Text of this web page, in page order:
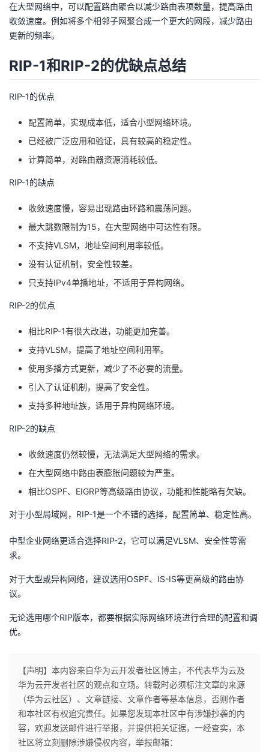
在大型网络中，可以配置路由聚合以减少路由表项数量，提高路由
收敛速度。例如将多个相邻子网聚合成一个更大的网段，减少路由
更新的频率。
RIP-1和RIP-2的优缺点总结
RIP-1的优点
配置简单，实现成本低，适合小型网络环境。
已经被广泛应用和验证，具有较高的稳定性。
计算简单，对路由器资源消耗较低。
RIP-1的缺点
收敛速度慢，容易出现路由环路和震荡问题。
最大跳数限制为15，在大型网络中可达性有限。
不支持VLSM，地址空间利用率较低。
没有认证机制，安全性较差。
只支持IPv4单播地址，不适用于异构网络。
RIP-2的优点
相比RIP-1有很大改进，功能更加完善。
支持VLSM，提高了地址空间利用率。
使用多播方式更新，减少了不必要的流量。
引入了认证机制，提高了安全性。
支持多种地址族，适用于异构网络环境。
RIP-2的缺点
收敛速度仍然较慢，无法满足大型网络的需求。
在大型网络中路由表膨胀问题较为严重。
相比OSPF、EIGRP等高级路由协议，功能和性能略有欠缺。
对于小型局域网，RIP-1是一个不错的选择，配置简单、稳定性高。
中型企业网络更适合选择RIP-2，它可以满足VLSM、安全性等需
求。
对于大型或异构网络，建议选用OSPF、IS-IS等更高级的路由协
议。
无论选用哪个RIP版本，都要根据实际网络环境进行合理的配置和调
优。
【声明】本内容来自华为云开发者社区博主，不代表华为云及
华为云开发者社区的观点和立场。转载时必须标注文章的来源
（华为云社区）、文章链接、文章作者等基本信息，否则作者
和本社区有权追究责任。如果您发现本社区中有涉嫌抄袭的内
容，欢迎发送邮件进行举报，并提供相关证据，一经查实，本
社区将立刻删除涉嫌侵权内容，举报邮箱：